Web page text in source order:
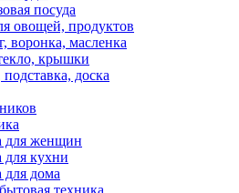
посуда
овощей, продуктов
воронка, масленка
крышки
доска
для женщин
для кухни
для дома
техника